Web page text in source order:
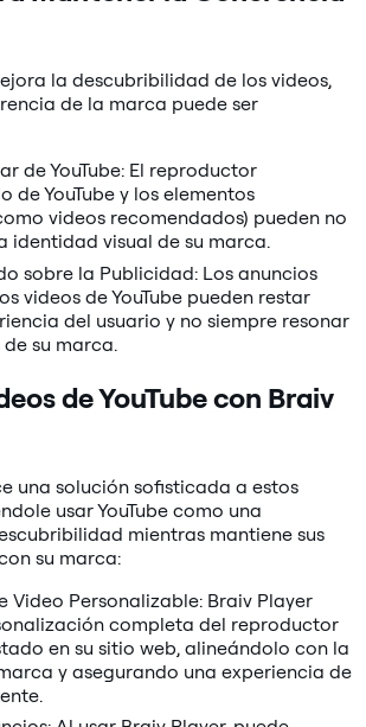
la descubribilidad de los videos,
de la marca puede ser
de YouTube: El reproductor
de YouTube y los elementos
videos recomendados) pueden no
identidad visual de su marca.
sobre la Publicidad: Los anuncios
videos de YouTube pueden restar
del usuario y no siempre resonar
su marca.
de YouTube con Braiv
una solución sofisticada a estos
usar YouTube como una
mientras mantiene sus
su marca:
Video Personalizable: Braiv Player
completa del reproductor
en su sitio web, alineándolo con la
y asegurando una experiencia de